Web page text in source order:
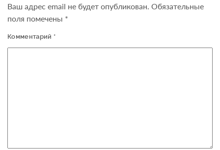
Ваш адрес email не будет опубликован. Обязательные
поля помечены *
Комментарий *